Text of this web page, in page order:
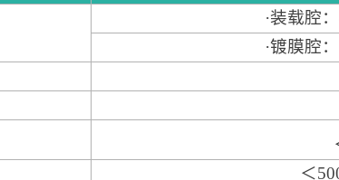
·装载腔
·镀膜腔
＜